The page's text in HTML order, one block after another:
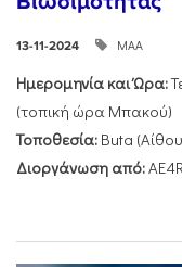
13-11-2024 ΜΑΑ
Ημερομηνία και Ώρα:
(τοπική ώρα Μπακού)
Τοποθεσία: Buta
Διοργάνωση από: